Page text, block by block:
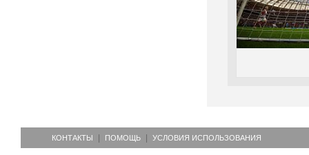
КОНТАКТЫ ПОМОЩЬ УСЛОВИЯ ИСПОЛЬЗОВАНИЯ